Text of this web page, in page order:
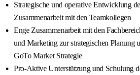
Strategische und operative Entwicklung
Zusammenarbeit mit den Teamkollegen
Enge Zusammenarbeit mit den
und Marketing zur strategischen Planung
GoTo Market Strategie
Pro-Aktive Unterstützung und Schulung